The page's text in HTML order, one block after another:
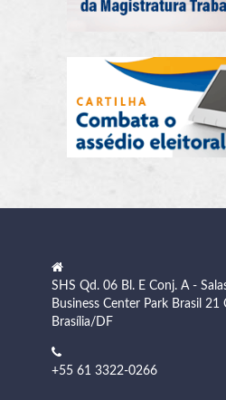
SHS Qd. 06 Bl. E Conj. A -
Business Center Park Brasil
Brasília/DF
+55 61 3322-0266